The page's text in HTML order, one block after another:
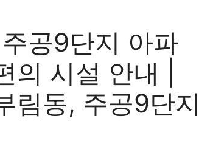
공9단지 아파
시설 안내 |
림동, 주공9단지